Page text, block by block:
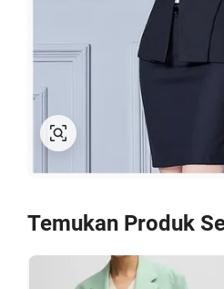
Temukan Produk